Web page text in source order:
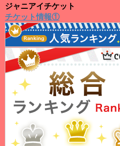
ジャニアイチケット
チケット情報①